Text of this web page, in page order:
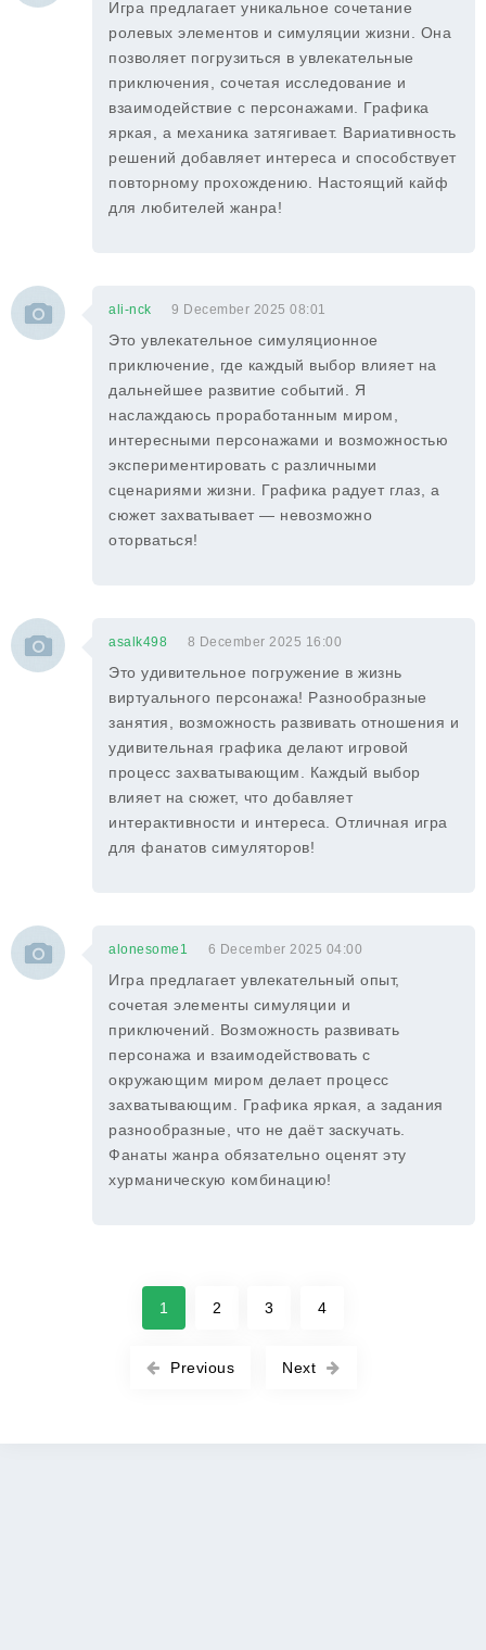
Игра предлагает уникальное сочетание
ролевых элементов и симуляции жизни. Она
позволяет погрузиться в увлекательные
приключения, сочетая исследование и
взаимодействие с персонажами. Графика
яркая, а механика затягивает. Вариативность
решений добавляет интереса и способствует
повторному прохождению. Настоящий кайф
для любителей жанра!
ali-nck 9 December 2025 08:01
Это увлекательное симуляционное
приключение, где каждый выбор влияет на
дальнейшее развитие событий. Я
наслаждаюсь проработанным миром,
интересными персонажами и возможностью
экспериментировать с различными
сценариями жизни. Графика радует глаз, а
сюжет захватывает — невозможно
оторваться!
asalk498 8 December 2025 16:00
Это удивительное погружение в жизнь
виртуального персонажа! Разнообразные
занятия, возможность развивать отношения и
удивительная графика делают игровой
процесс захватывающим. Каждый выбор
влияет на сюжет, что добавляет
интерактивности и интереса. Отличная игра
для фанатов симуляторов!
alonesome1 6 December 2025 04:00
Игра предлагает увлекательный опыт,
сочетая элементы симуляции и
приключений. Возможность развивать
персонажа и взаимодействовать с
окружающим миром делает процесс
захватывающим. Графика яркая, а задания
разнообразные, что не даёт заскучать.
Фанаты жанра обязательно оценят эту
хурманическую комбинацию!
Previous
1 2 3 4
Next